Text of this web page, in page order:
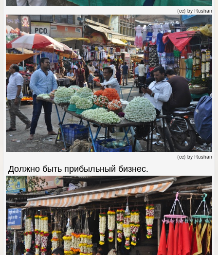
(cc) by Rushan
(cc) by Rushan
Должно быть прибыльный бизнес.